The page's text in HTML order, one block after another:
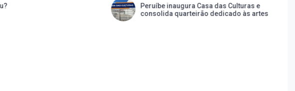
Peruíbe inaugura Casa das Culturas e
consolida quarteirão dedicado às artes
Frente fria
Peruíbe e